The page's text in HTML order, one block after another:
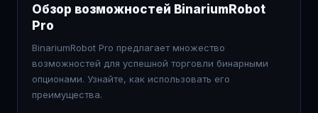
Обзор возможностей BinariumRobot
Pro
BinariumRobot Pro предлагает множество
возможностей для успешной торговли бинарными
опционами. Узнайте, как использовать его
преимущества.